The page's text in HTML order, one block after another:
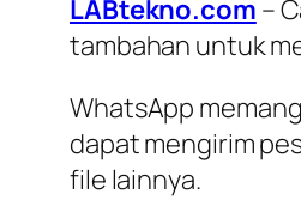
LABtekno.com –
tambahan untuk
WhatsApp
dapat mengirim
file lainnya.